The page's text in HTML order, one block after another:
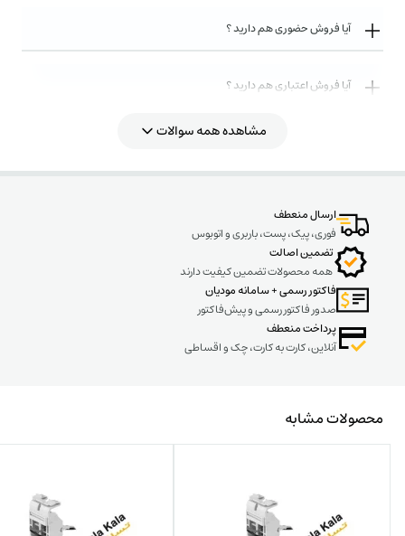
آیا فروش حضوری هم دارید ؟
آیا فروش اعتباری هم دارید ؟
روش های ارسال کالا به چه صورت میباشد ؟
مشاهده همه سوالات
ارسال منعطف
فوری، پیک، پست، باربری و اتوبوس
تضمین اصالت
همه محصولات تضمین کیفیت دارند
فاکتور رسمی + سامانه مودیان
صدور فاکتور رسمی و پیش‌فاکتور
پرداخت منعطف
آنلاین، کارت به کارت، چک و اقساطی
محصولات مشابه